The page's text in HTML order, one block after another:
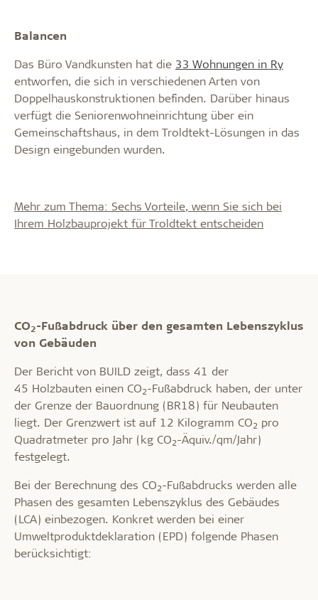
Balancen
Das Büro Vandkunsten hat die 33 Wohnungen in Ry
entworfen, die sich in verschiedenen Arten von
Doppelhauskonstruktionen befinden. Darüber hinaus
verfügt die Seniorenwohneinrichtung über ein
Gemeinschaftshaus, in dem Troldtekt-Lösungen in das
Design eingebunden wurden.
Mehr zum Thema: Sechs Vorteile, wenn Sie sich bei
Ihrem Holzbauprojekt für Troldtekt entscheiden
CO2-Fußabdruck über den gesamten Lebenszyklus
von Gebäuden
Der Bericht von BUILD zeigt, dass 41 der
45 Holzbauten einen CO2-Fußabdruck haben, der unter
der Grenze der Bauordnung (BR18) für Neubauten
liegt. Der Grenzwert ist auf 12 Kilogramm CO2 pro
Quadratmeter pro Jahr (kg CO2-Äquiv./qm/Jahr)
festgelegt.
Bei der Berechnung des CO2-Fußabdrucks werden alle
Phasen des gesamten Lebenszyklus des Gebäudes
(LCA) einbezogen. Konkret werden bei einer
Umweltproduktdeklaration (EPD) folgende Phasen
berücksichtigt: